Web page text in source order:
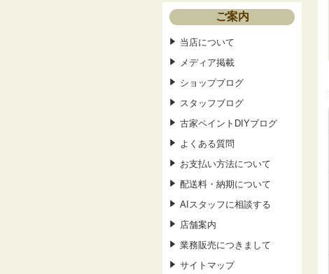
ご案内
当店について
メディア掲載
ショップブログ
スタッフブログ
古家ペイントDIYブログ
よくある質問
お支払い方法について
配送料・納期について
AIスタッフに相談する
店舗案内
業務販売につきまして
サイトマップ